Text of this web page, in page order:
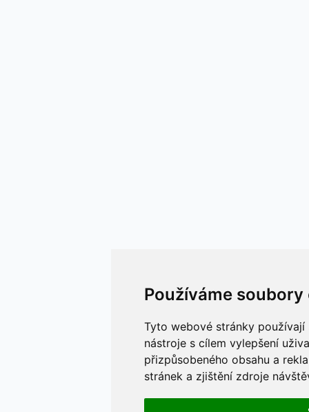
Používáme soubory
Tyto webové stránky
nástroje s cílem vylepšení
přizpůsobeného obsahu a
stránek a zjištění zdroje